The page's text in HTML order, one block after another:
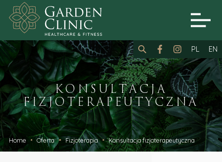
PL EN
KONSULTACJA
FIZJOTERAPEUTYCZNA
Home Oferta Fizjoterapia Konsultacja fizjoterapeutyczna